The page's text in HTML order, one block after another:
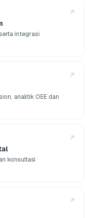
↗
integrasi
↗
analitik OEE dan
↗
konsultasi
↗